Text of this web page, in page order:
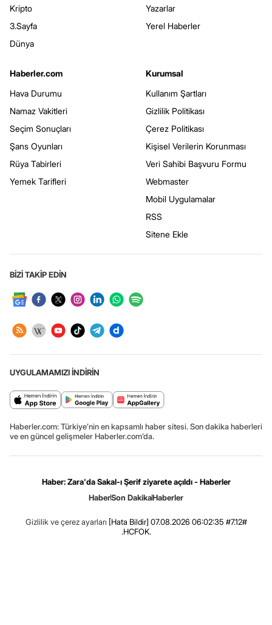
Kripto
3.Sayfa
Dünya
Yazarlar
Yerel Haberler
Haberler.com
Hava Durumu
Namaz Vakitleri
Seçim Sonuçları
Şans Oyunları
Rüya Tabirleri
Yemek Tarifleri
Kurumsal
Kullanım Şartları
Gizlilik Politikası
Çerez Politikası
Kişisel Verilerin Korunması
Veri Sahibi Başvuru Formu
Webmaster
Mobil Uygulamalar
RSS
Sitene Ekle
BİZİ TAKİP EDİN
UYGULAMAMIZI İNDİRİN
Haberler.com: Türkiye’nin en kapsamlı haber sitesi. Son dakika haberleri
ve en güncel gelişmeler Haberler.com’da.
Haber: Zara'da Sakal-ı Şerif ziyarete açıldı - Haberler
HaberSon DakikaHaberler
Gizlilik ve çerez ayarları [Hata Bildir] 07.08.2026 06:02:35 #7.12#
.HCFOK.